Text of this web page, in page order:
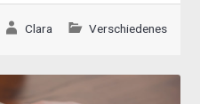
Clara Verschiedenes